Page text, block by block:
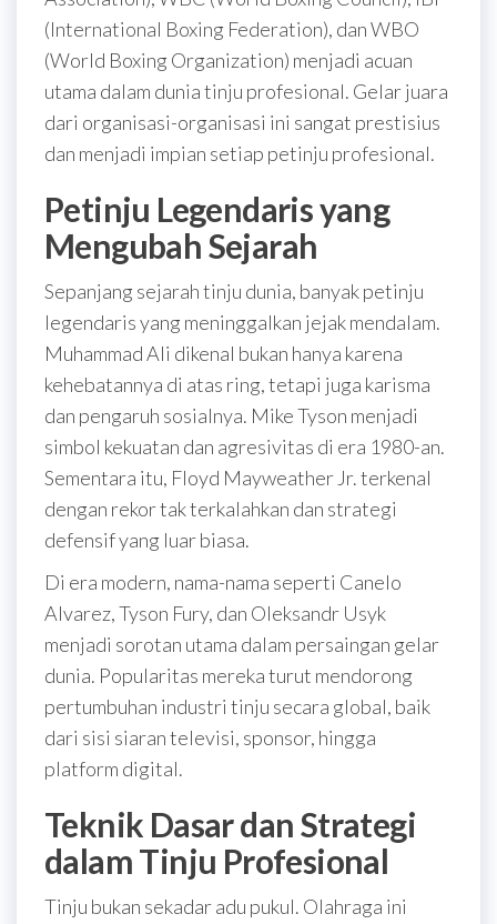
(International Boxing Federation), dan WBO
(World Boxing Organization) menjadi acuan
utama dalam dunia tinju profesional. Gelar juara
dari organisasi-organisasi ini sangat prestisius
dan menjadi impian setiap petinju profesional.
Petinju Legendaris yang
Mengubah Sejarah
Sepanjang sejarah tinju dunia, banyak petinju
legendaris yang meninggalkan jejak mendalam.
Muhammad Ali dikenal bukan hanya karena
kehebatannya di atas ring, tetapi juga karisma
dan pengaruh sosialnya. Mike Tyson menjadi
simbol kekuatan dan agresivitas di era 1980-an.
Sementara itu, Floyd Mayweather Jr. terkenal
dengan rekor tak terkalahkan dan strategi
defensif yang luar biasa.
Di era modern, nama-nama seperti Canelo
Alvarez, Tyson Fury, dan Oleksandr Usyk
menjadi sorotan utama dalam persaingan gelar
dunia. Popularitas mereka turut mendorong
pertumbuhan industri tinju secara global, baik
dari sisi siaran televisi, sponsor, hingga
platform digital.
Teknik Dasar dan Strategi
dalam Tinju Profesional
Tinju bukan sekadar adu pukul. Olahraga ini